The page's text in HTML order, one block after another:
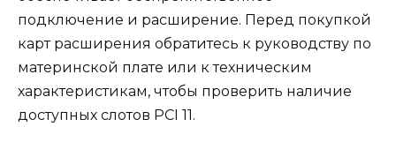
подключение и расширение. Перед покупкой
карт расширения обратитесь к руководству по
материнской плате или к техническим
характеристикам, чтобы проверить наличие
доступных слотов PCI 11.